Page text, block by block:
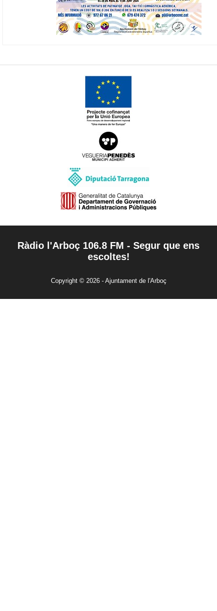
Ràdio l'Arboç 106.8 FM - Segur que ens
escoltes!
Copyright © 2026 - Ajuntament de l'Arboç